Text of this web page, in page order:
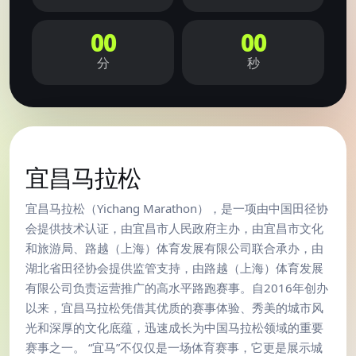
00
分
00
秒
宜昌马拉松
宜昌马拉松（Yichang Marathon），是一项由中国田径协
会提供技术认证，由宜昌市人民政府主办，由宜昌市文化
和旅游局、路越（上海）体育发展有限公司联合承办，由
湖北省田径协会提供监管支持，由路越（上海）体育发展
有限公司负责运营推广的高水平路跑赛事。自2016年创办
以来，宜昌马拉松凭借其优质的赛事体验、秀美的城市风
光和深厚的文化底蕴，迅速成长为中国马拉松领域的重要
赛事之一。 “宜马”不仅仅是一场体育赛事，它更是展示城